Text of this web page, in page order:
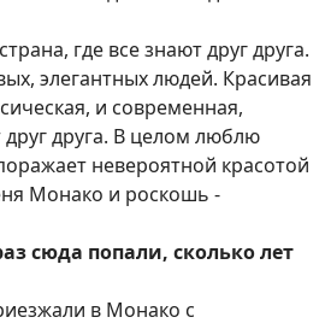
где все знают друг друга.
элегантных людей. Красивая
и современная,
друга. В целом люблю
невероятной красотой
Монако и роскошь -
сюда попали, сколько лет
в Монако с